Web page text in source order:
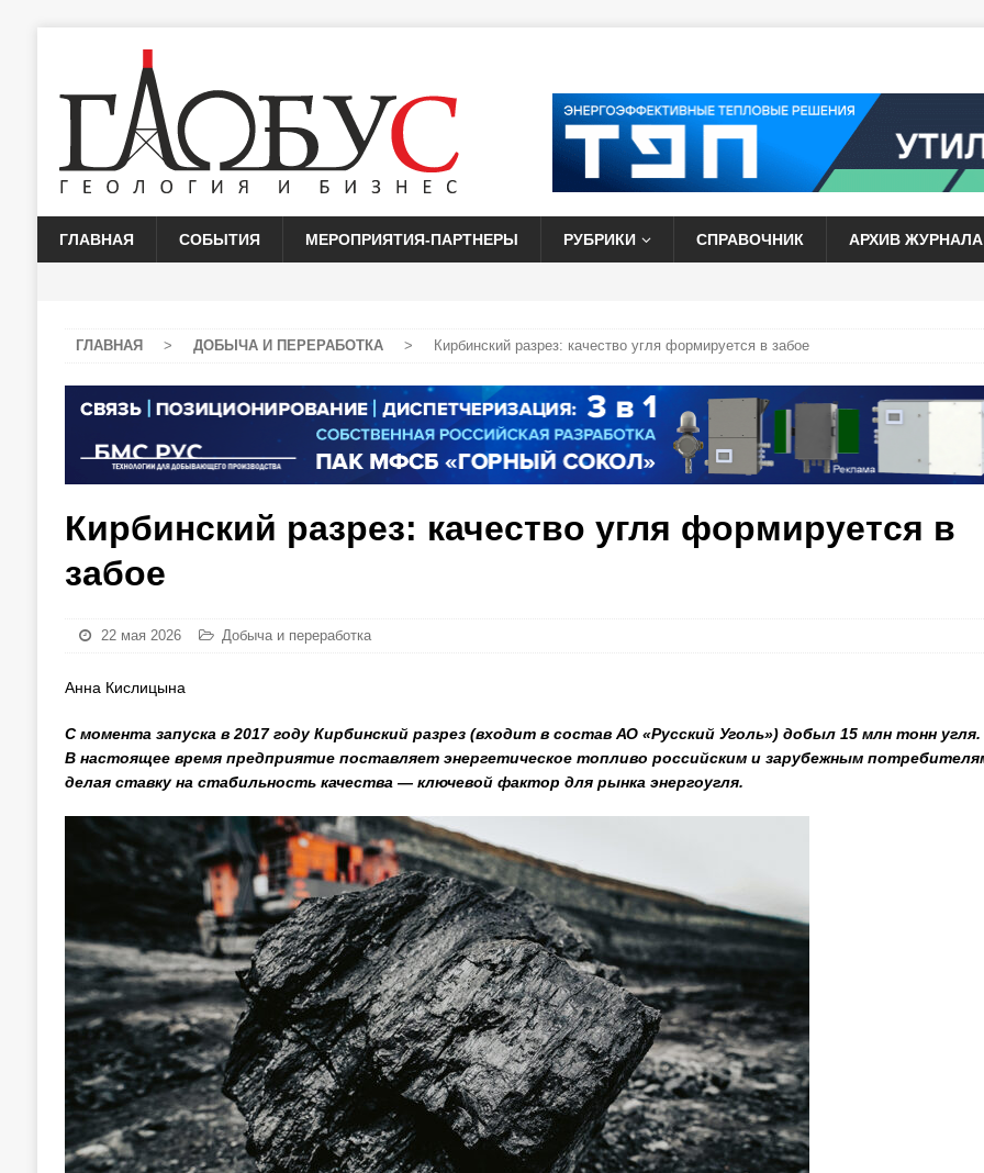
ГЛАВНАЯ СОБЫТИЯ МЕРОПРИЯТИЯ-ПАРТНЕРЫ РУБРИКИ СПРАВОЧНИК АРХИВ ЖУРНАЛА
ГЛАВНАЯ > ДОБЫЧА И ПЕРЕРАБОТКА > Кирбинский разрез: качество угля формируется в забое
Кирбинский разрез: качество угля формируется в
забое
22 мая 2026 Добыча и переработка
Анна Кислицына
С момента запуска в 2017 году Кирбинский разрез (входит в состав АО «Русский Уголь») добыл 15 млн тонн угля.
В настоящее время предприятие поставляет энергетическое топливо российским и зарубежным
делая ставку на стабильность качества — ключевой фактор для рынка энергоугля.